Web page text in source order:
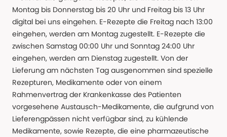
Montag bis Donnerstag bis 20 Uhr und Freitag bis 13 Uhr
digital bei uns eingehen. E-Rezepte die Freitag nach 13:00
eingehen, werden am Montag zugestellt. E-Rezepte die
zwischen Samstag 00:00 Uhr und Sonntag 24:00 Uhr
eingehen, werden am Dienstag zugestellt. Von der
Lieferung am nächsten Tag ausgenommen sind spezielle
Rezepturen, Medikamente oder von einem
Rahmenvertrag der Krankenkasse des Patienten
vorgesehene Austausch-Medikamente, die aufgrund von
Lieferengpässen nicht verfügbar sind, zu kühlende
Medikamente, sowie Rezepte, die eine pharmazeutische